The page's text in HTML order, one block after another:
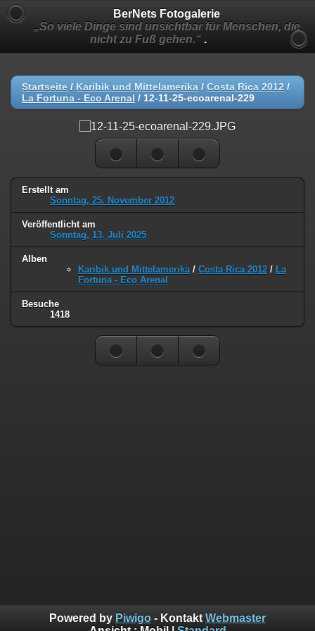
BerNets Fotogalerie
„So viele Dinge sind unsichtbar für Menschen, die
nicht zu Fuß gehen.“ .
Startseite / Karibik und Mittelamerika / Costa Rica 2012 /
La Fortuna - Eco Arenal / 12-11-25-ecoarenal-229
Erstellt am
Sonntag, 25. November 2012
Veröffentlicht am
Sonntag, 13. Juli 2025
Alben
Karibik und Mittelamerika / Costa Rica 2012 / La
Fortuna - Eco Arenal
Besuche
1418
Powered by Piwigo - Kontakt Webmaster